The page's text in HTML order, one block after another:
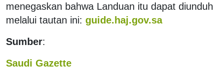
menegaskan bahwa Landuan itu dapat diunduh
melalui tautan ini: guide.haj.gov.sa
Sumber:
Saudi Gazette